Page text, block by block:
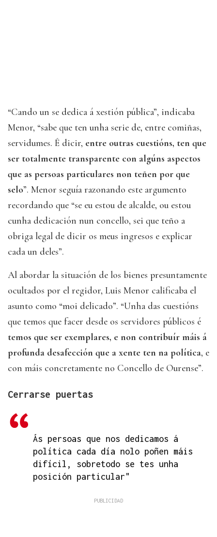
“Cando un se dedica á xestión pública”, indicaba
Menor, “sabe que ten unha serie de, entre comiñas,
servidumes. É dicir, entre outras cuestións, ten que
ser totalmente transparente con algúns aspectos
que as persoas particulares non teñen por que
selo”. Menor seguía razonando este argumento
recordando que “se eu estou de alcalde, ou estou
cunha dedicación nun concello, sei que teño a
obriga legal de dicir os meus ingresos e explicar
cada un deles”.
Al abordar la situación de los bienes presuntamente
ocultados por el regidor, Luis Menor calificaba el
asunto como “moi delicado”. “Unha das cuestións
que temos que facer desde os servidores públicos é
temos que ser exemplares, e non contribuír máis á
profunda desafección que a xente ten na política, e
con máis concretamente no Concello de Ourense”.
Cerrarse puertas
Ás persoas que nos dedicamos á
política cada día nolo poñen máis
difícil, sobretodo se tes unha
posición particular"